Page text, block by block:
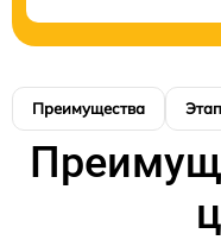
Преимущества